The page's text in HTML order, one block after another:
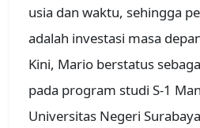
usia dan waktu, sehingga
adalah investasi masa
Kini, Mario berstatus
pada program studi S-1
Universitas Negeri